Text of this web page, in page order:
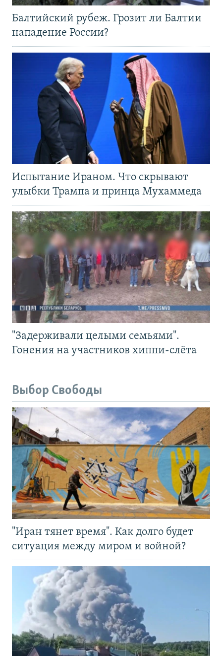
Балтийский рубеж. Грозит ли Балтии
нападение России?
Испытание Ираном. Что скрывают
улыбки Трампа и принца Мухаммеда
"Задерживали целыми семьями".
Гонения на участников хиппи-слёта
Выбор Свободы
"Иран тянет время". Как долго будет
ситуация между миром и войной?